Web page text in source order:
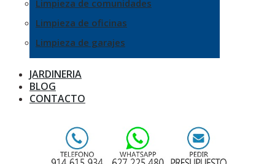
Limpieza de comunidades
Limpieza de oficinas
Limpieza de garajes
JARDINERIA
BLOG
CONTACTO